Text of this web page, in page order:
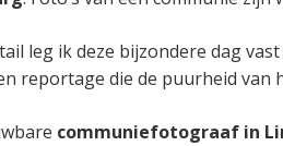
leg ik deze bijzondere dag
reportage die de puurheid van
communiefotograaf in